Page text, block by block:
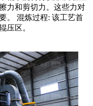
力和剪切力。这些力对
。 混炼过程: 该工艺首
压区。